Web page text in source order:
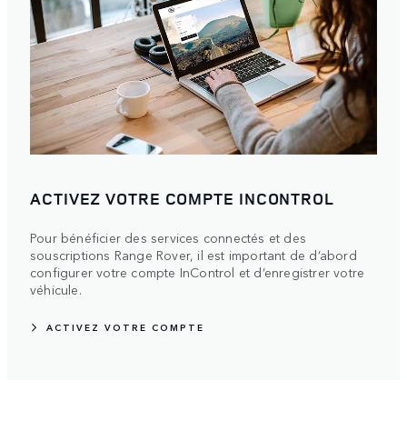
ACTIVEZ VOTRE COMPTE INCONTROL
Pour bénéficier des services connectés et des
souscriptions Range Rover, il est important de d’abord
configurer votre compte InControl et d’enregistrer votre
véhicule.
ACTIVEZ VOTRE COMPTE